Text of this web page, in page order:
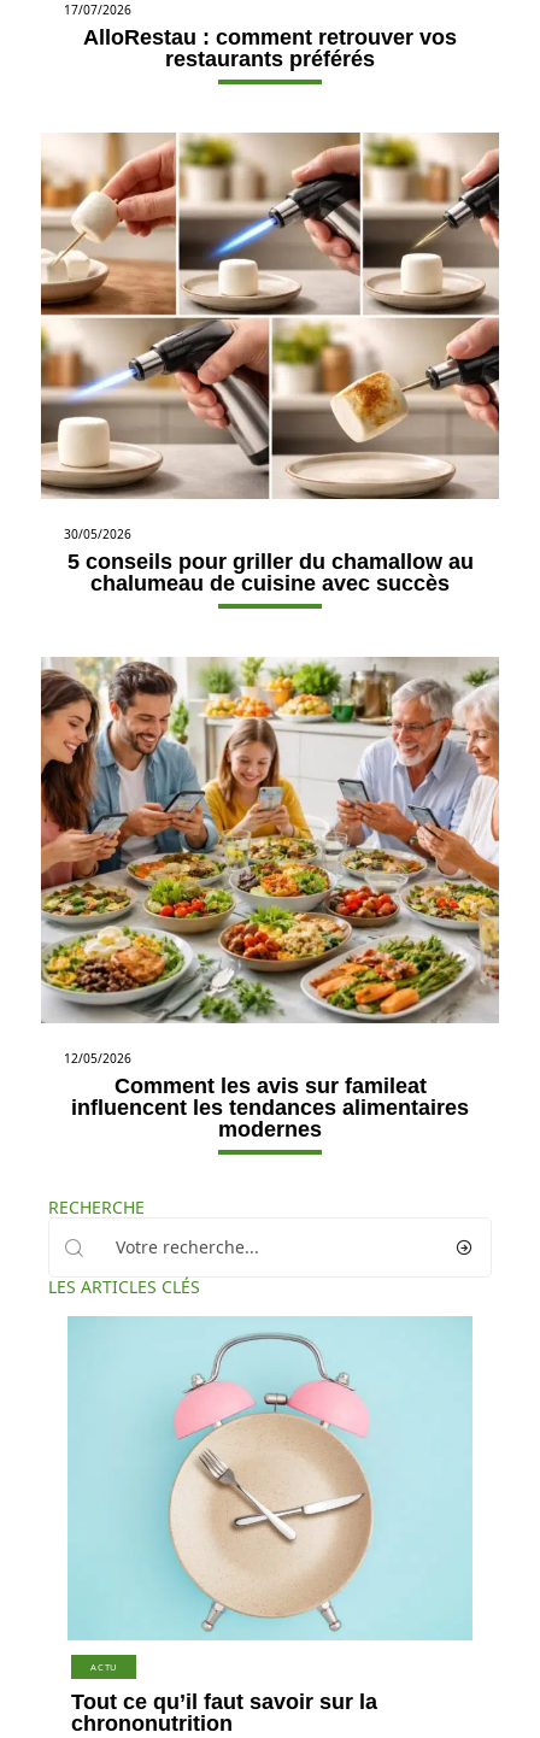
17/07/2026
AlloRestau : comment retrouver vos
restaurants préférés
30/05/2026
5 conseils pour griller du chamallow au
chalumeau de cuisine avec succès
12/05/2026
Comment les avis sur famileat
influencent les tendances alimentaires
modernes
RECHERCHE
LES ARTICLES CLÉS
ACTU
Tout ce qu’il faut savoir sur la
chrononutrition